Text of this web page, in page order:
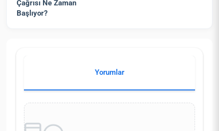
Çağrısı Ne Zaman
Başlıyor?
Yorumlar